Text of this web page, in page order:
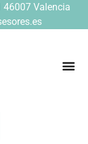
46007 Valencia